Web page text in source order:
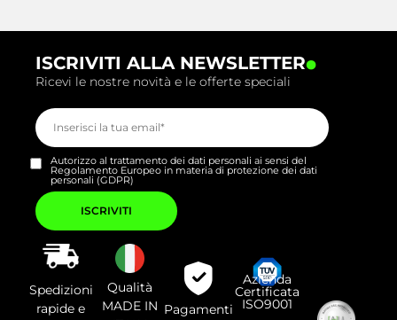
ISCRIVITI ALLA NEWSLETTER.
Ricevi le nostre novità e le offerte speciali
Autorizzo al trattamento dei dati personali ai sensi del
Regolamento Europeo in materia di protezione dei dati
personali (GDPR)
Si
prega
di
lasciare
vuoto
questo
campo.
Spedizioni
rapide e
Qualità
MADE IN Pagamenti
Azienda
Certificata
ISO9001